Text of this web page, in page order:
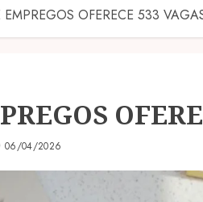
OFERECE 533
06/04/2026